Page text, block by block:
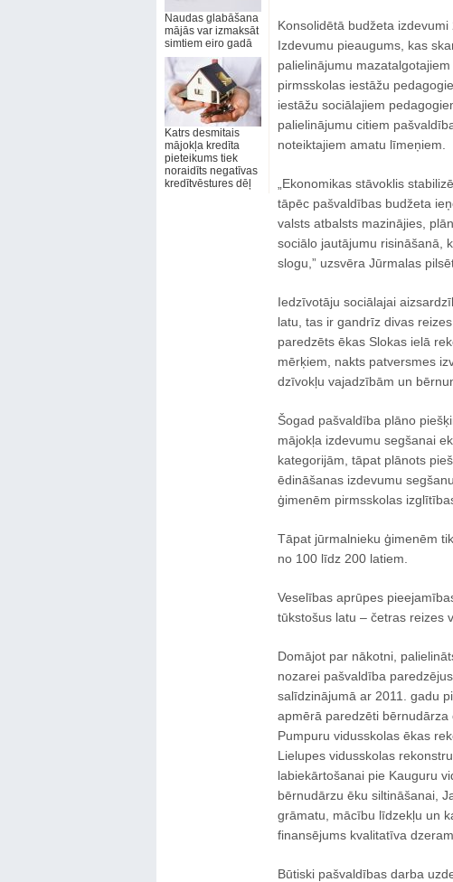
Naudas glabāšana
mājās var izmaksāt
simtiem eiro gadā
Katrs desmitais
mājokļa kredīta
pieteikums tiek
noraidīts negatīvas
kredītvēstures dēļ
Konsolidētā budžeta
Izdevumu pieaugums, kas
palielinājumu
pirmsskolas iestāžu
iestāžu sociālajiem
palielinājumu citiem
noteiktajiem amatu līmeņiem.
„Ekonomikas stāvoklis
tāpēc pašvaldības budžeta
valsts atbalsts mazinājies,
sociālo jautājumu risināšanā,
slogu,” uzsvēra Jūrmalas
Iedzīvotāju sociālajai
latu, tas ir gandrīz divas
paredzēts ēkas Slokas ielā
mērķiem, nakts patversmes
dzīvokļu vajadzībām un
Šogad pašvaldība plāno
mājokļa izdevumu segšanai
kategorijām, tāpat plānots
ēdināšanas izdevumu
ģimenēm pirmsskolas
Tāpat jūrmalnieku ģimenēm
no 100 līdz 200 latiem.
Veselības aprūpes
tūkstošus latu – četras reizes
Domājot par nākotni,
nozarei pašvaldība
salīdzinājumā ar 2011. gadu
apmērā paredzēti
Pumpuru vidusskolas ēkas
Lielupes vidusskolas
labiekārtošanai pie Kauguru
bērnudārzu ēku siltināšanai,
grāmatu, mācību līdzekļu un
finansējums kvalitatīva
Būtiski pašvaldības darba